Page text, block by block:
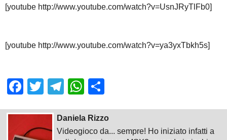
[youtube http://www.youtube.com/watch?v=UsnJRyTlFb0]
[youtube http://www.youtube.com/watch?v=ya3yxTbkh5s]
Facebook
TwitterTelegram
WhatsApp
Daniela Rizzo
Videogioco da... sempre! Ho iniziato infatti a